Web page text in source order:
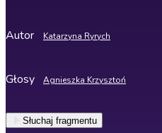
Autor Katarzyna Ryrych
Głosy Agnieszka Krzysztoń
Słuchaj fragmentu